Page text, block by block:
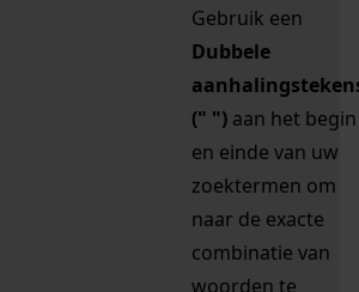
Gebruik een
Dubbele
(" ") aan het begin
en einde van uw
zoektermen om
naar de exacte
combinatie van
woorden te